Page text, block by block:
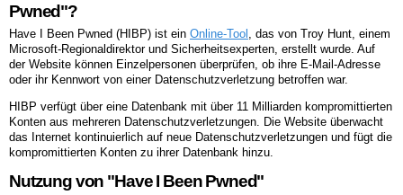
Pwned"?
Have I Been Pwned (HIBP) ist ein Online-Tool
, das von Troy Hunt, einem
Microsoft-Regionaldirektor und Sicherheitsexperten, erstellt wurde. Auf
der Website können Einzelpersonen überprüfen, ob ihre E-Mail-Adresse
oder ihr Kennwort von einer Datenschutzverletzung betroffen war.
HIBP verfügt über eine Datenbank mit über 11 Milliarden kompromittierten
Konten aus mehreren Datenschutzverletzungen. Die Website überwacht
das Internet kontinuierlich auf neue Datenschutzverletzungen und fügt die
kompromittierten Konten zu ihrer Datenbank hinzu.
Nutzung von "Have I Been Pwned"